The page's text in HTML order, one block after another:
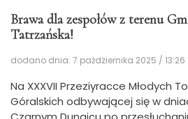
Brawa dla zespołów z terenu
Tatrzańska!
dodano dnia: 7 października 2025 / 13:26
Na XXXVII Przeziyracce Młodych
Góralskich odbywającej się w